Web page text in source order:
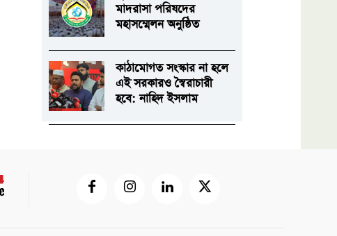
মাদরাসা পরিষদের
মহাসম্মেলন অনুষ্ঠিত
কাঠামোগত সংস্কার না হলে
এই সরকারও স্বৈরাচারী
হবে: নাহিদ ইসলাম